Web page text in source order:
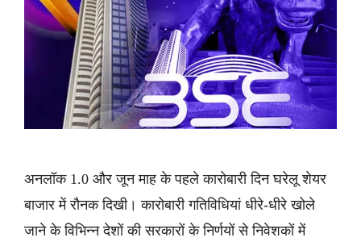
अनलॉक 1.0 और जून माह के पहले कारोबारी दिन घरेलू शेयर
बाजार में रौनक दिखी। कारोबारी गतिविधियां धीरे-धीरे खोले
जाने के विभिन्न देशों की सरकारों के निर्णयों से निवेशकों में